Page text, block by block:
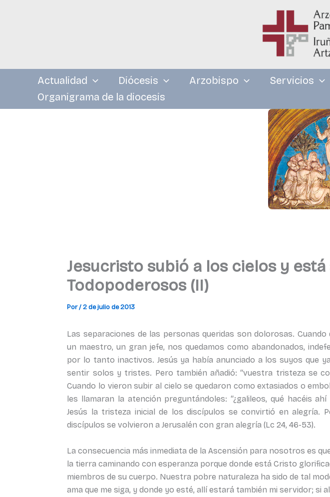
Actualidad Diócesis Arzobispo Servicios
Organigrama de la diocesis
Jesucristo subió a los cielos y
Todopoderosos (II)
Por/2 de julio de 2013
Las separaciones de las personas queridas son dolorosas. Cuando
un maestro, un gran jefe, nos quedamos como abandonados,
por lo tanto inactivos. Jesús ya había anunciado a los suyos que
sentir solos y tristes. Pero también añadió: “vuestra tristeza se
Cuando lo vieron subir al cielo se quedaron como extasiados o
les llamaran la atención preguntándoles: “¿galileos, qué hacéis
Jesús la tristeza inicial de los discípulos se convirtió en alegría.
discípulos se volvieron a Jerusalén con gran alegría (Lc 24, 46-53).
La consecuencia más inmediata de la Ascensión para nosotros es
la tierra caminando con esperanza porque donde está Cristo
miembros de su cuerpo. Nuestra pobre naturaleza ha sido de tal
ama que me siga, y donde yo esté, allí estará también mi servidor; si